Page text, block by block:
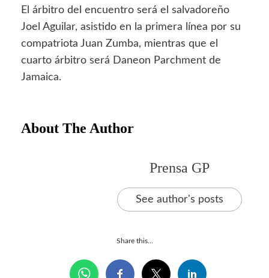
El árbitro del encuentro será el salvadoreño
Joel Aguilar, asistido en la primera línea por su
compatriota Juan Zumba, mientras que el
cuarto árbitro será Daneon Parchment de
Jamaica.
About The Author
Prensa GP
See author's posts
Share this...